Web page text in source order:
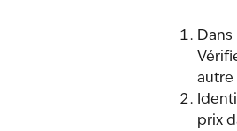
Dans
autre
prix